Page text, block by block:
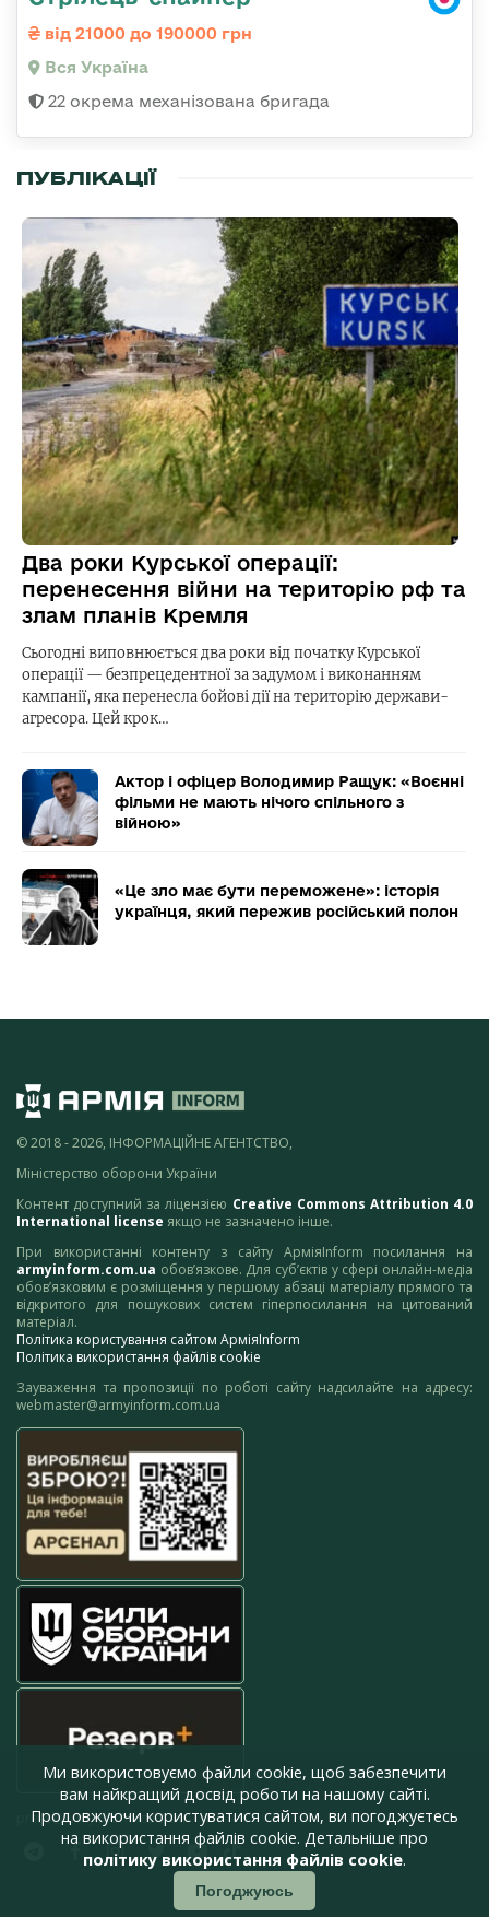
від 21000 до 190000 грн
Вся Україна
22 окрема механізована бригада
ПУБЛІКАЦІЇ
Два роки Курської операції:
перенесення війни на територію рф та
злам планів Кремля
Сьогодні виповнюється два роки від початку Курської
операції — безпрецедентної за задумом і виконанням
кампанії, яка перенесла бойові дії на територію держави-
агресора. Цей крок…
Актор і офіцер Володимир Ращук: «Воєнні
фільми не мають нічого спільного з
війною»
«Це зло має бути переможене»: історія
українця, який пережив російський полон
© 2018 - 2026, ІНФОРМАЦІЙНЕ АГЕНТСТВО,
Міністерство оборони України
Контент доступний за ліцензією Creative Commons Attribution 4.0
International license якщо не зазначено інше.
При використанні контенту з сайту АрміяInform посилання на
armyinform.com.ua обов’язкове. Для суб’єктів у сфері онлайн-медіа
обов’язковим є розміщення у першому абзаці матеріалу прямого та
відкритого для пошукових систем гіперпосилання на цитований
матеріал.
Політика користування сайтом АрміяInform
Політика використання файлів cookie
Зауваження та пропозиції по роботі сайту надсилайте на адресу:
webmaster@armyinform.com.ua
press@armyinform.com.ua
Ми використовуємо файли cookie, щоб забезпечити
вам найкращий досвід роботи на нашому сайті.
Продовжуючи користуватися сайтом, ви погоджуєтесь
на використання файлів cookie. Детальніше про
політику використання файлів cookie.
Погоджуюсь